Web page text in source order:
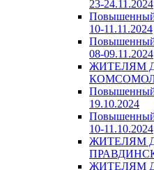
23-24.11.2024
Повышенный
10-11.11.2024
Повышенный
08-09.11.2024
ЖИТЕЛЯМ
Повышенный
19.10.2024
Повышенный
10-11.10.2024
ЖИТЕЛЯМ
ЖИТЕЛЯМ